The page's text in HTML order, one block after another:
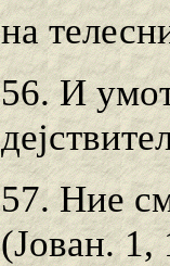
на
56. И
57. Ние
(Јован. 1,